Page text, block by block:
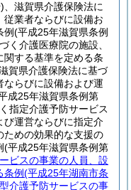
、滋賀県介護保険法に
業者ならびに設備お
例(平成25年滋賀県条例
く介護医療院の施設、
する基準を定める条
滋賀県介護保険法に基づ
ならびに設備および運
成25年滋賀県条例第
指定介護予防サービス
び運営ならびに指定介
ための効果的な支援の
(平成25年滋賀県条例第
ビスの事業の人員、設
条例(平成25年湖南市条
介護予防サービスの事